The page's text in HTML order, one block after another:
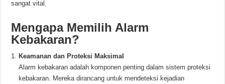
sangat vital.
Mengapa Memilih Alarm
Kebakaran?
Keamanan dan Proteksi Maksimal
Alarm kebakaran adalah komponen penting dalam sistem proteksi
kebakaran. Mereka dirancang untuk mendeteksi kejadian